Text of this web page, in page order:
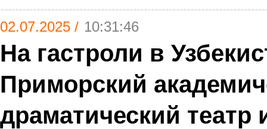
02.07.2025 / 10:31:46
На гастроли в
Приморский
драматический театр